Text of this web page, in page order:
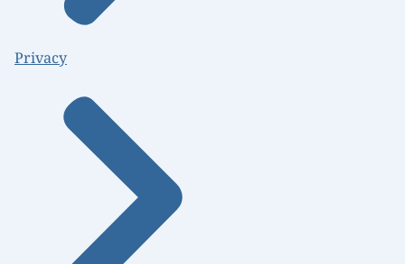
Privacy